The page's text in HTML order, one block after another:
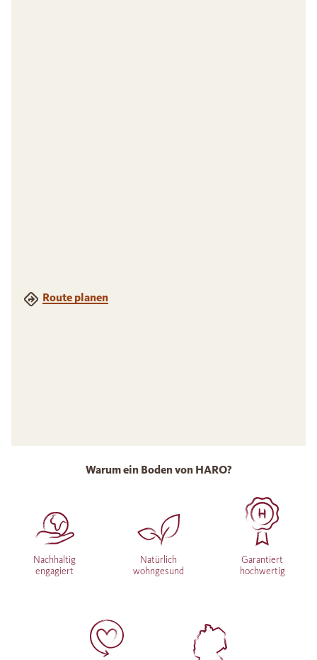
Route planen
Warum ein Boden von HARO?
Nachhaltig
engagiert
Natürlich
wohngesund
Garantiert
hochwertig